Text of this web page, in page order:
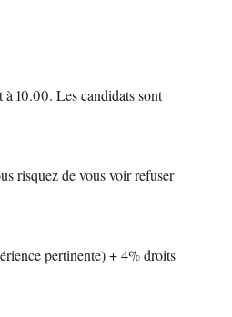
10.00. Les candidats sont
risquez de vous voir refuser
pertinente) + 4% droits